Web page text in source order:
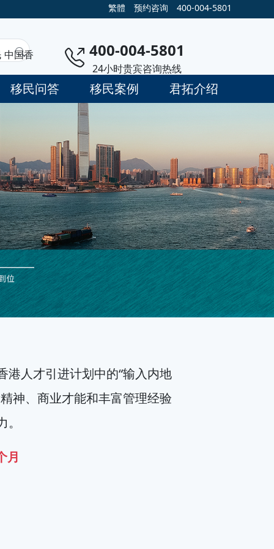
繁體 预约咨询 400-004-5801
中国香
400-004-5801
24小时贵宾咨询热线
移民问答 移民案例 君拓介绍
港人才引进计划中的“输入内地
神、商业才能和丰富管理经验
月